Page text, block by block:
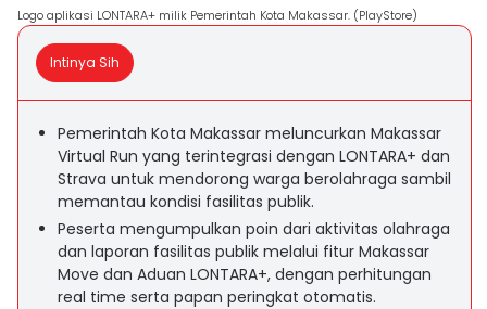
Logo aplikasi LONTARA+ milik Pemerintah Kota Makassar. (PlayStore)
Intinya Sih
Pemerintah Kota Makassar meluncurkan Makassar
Virtual Run yang terintegrasi dengan LONTARA+ dan
Strava untuk mendorong warga berolahraga sambil
memantau kondisi fasilitas publik.
Peserta mengumpulkan poin dari aktivitas olahraga
dan laporan fasilitas publik melalui fitur Makassar
Move dan Aduan LONTARA+, dengan perhitungan
real time serta papan peringkat otomatis.